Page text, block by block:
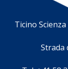
Ticino
Strada